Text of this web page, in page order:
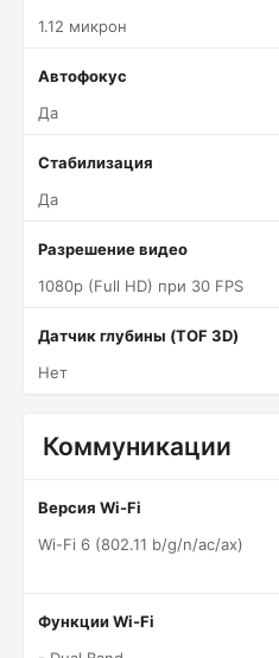
1.12 микрон
Автофокус
Да
Стабилизация
Да
Разрешение видео
1080p (Full HD) при 30 FPS
Датчик глубины (TOF 3D)
Нет
Коммуникации
Версия Wi-Fi
Wi-Fi 6 (802.11 b/g/n/ac/ax)
Функции Wi-Fi